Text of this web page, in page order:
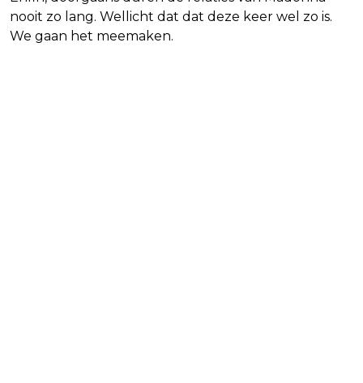
nooit zo lang. Wellicht dat dat deze keer wel zo is.
We gaan het meemaken.